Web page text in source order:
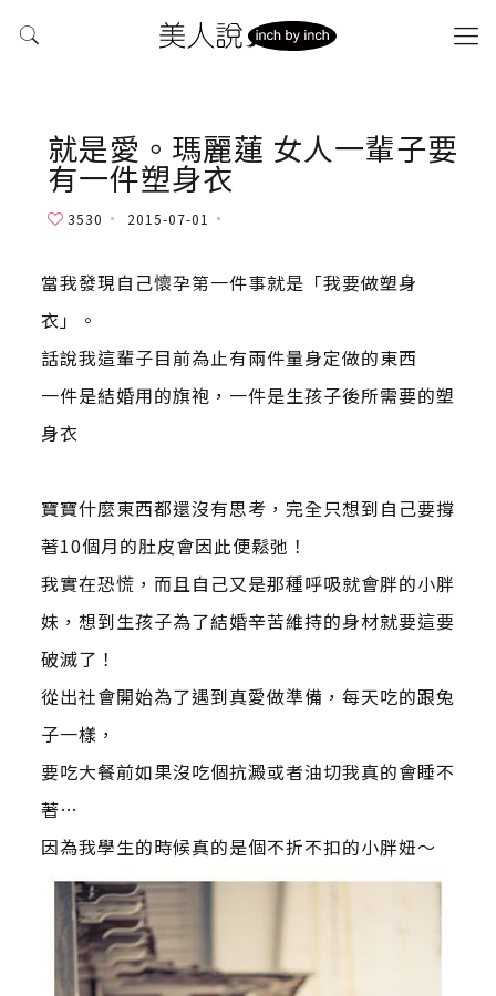
就是愛。瑪麗蓮 女人一輩子要
有一件塑身衣
3530 2015-07-01
當我發現自己懷孕第一件事就是「我要做塑身
衣」。
話說我這輩子目前為止有兩件量身定做的東西
一件是結婚用的旗袍，一件是生孩子後所需要的塑
身衣
寶寶什麼東西都還沒有思考，完全只想到自己要撐
著10個月的肚皮會因此便鬆弛！
我實在恐慌，而且自己又是那種呼吸就會胖的小胖
妹，想到生孩子為了結婚辛苦維持的身材就要這要
破滅了！
從出社會開始為了遇到真愛做準備，每天吃的跟兔
子一樣，
要吃大餐前如果沒吃個抗澱或者油切我真的會睡不
著…
因為我學生的時候真的是個不折不扣的小胖妞～